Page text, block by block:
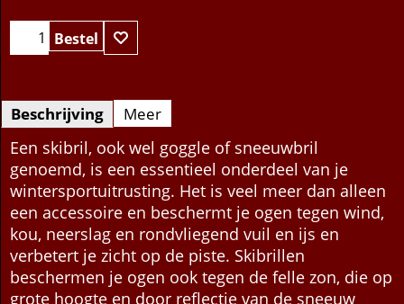
In voorraad
Beschrijving Meer
Een skibril, ook wel goggle of sneeuwbril
genoemd, is een essentieel onderdeel van je
wintersportuitrusting. Het is veel meer dan alleen
een accessoire en beschermt je ogen tegen wind,
kou, neerslag en rondvliegend vuil en ijs en
verbetert je zicht op de piste. Skibrillen